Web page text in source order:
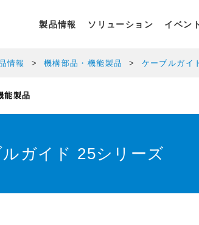
製品情報 ソリューション イベン
情報 機構部品・機能製品 ケーブルガイ
能製品
ガイド 25シリーズ